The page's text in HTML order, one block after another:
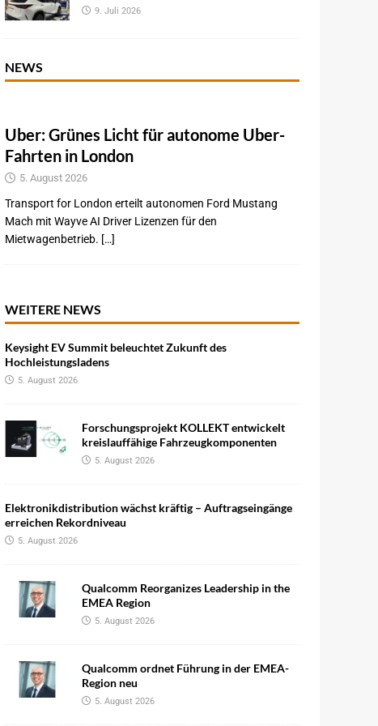
9. Juli 2026
NEWS
Uber: Grünes Licht für autonome Uber-
Fahrten in London
5. August 2026
Transport for London erteilt autonomen Ford Mustang
Mach mit Wayve AI Driver Lizenzen für den
Mietwagenbetrieb. […]
WEITERE NEWS
Keysight EV Summit beleuchtet Zukunft des
Hochleistungsladens
5. August 2026
Forschungsprojekt KOLLEKT entwickelt
kreislauffähige Fahrzeugkomponenten
5. August 2026
Elektronikdistribution wächst kräftig – Auftragseingänge
erreichen Rekordniveau
5. August 2026
Qualcomm Reorganizes Leadership in the
EMEA Region
5. August 2026
Qualcomm ordnet Führung in der EMEA-
Region neu
5. August 2026